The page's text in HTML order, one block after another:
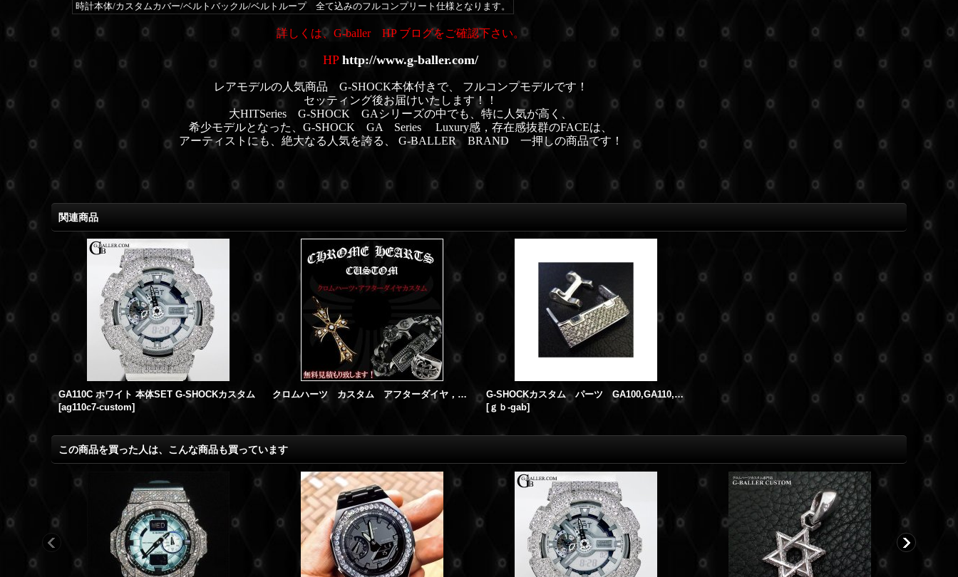
時計本体/カスタムカバー/ベルトバックル/ベルトループ 全て込みのフルコンプリート仕様となります。
詳しくは、G-baller HP ブログをご確認下さい。
HP http://www.g-baller.com/
レアモデルの人気商品 G-SHOCK本体付きで、 フルコンプモデルです！
セッティング後お届けいたします！！
大HITSeries G-SHOCK GAシリーズの中でも、特に人気が高く、
希少モデルとなった、G-SHOCK GA Series Luxury感，存在感抜群のFACEは、
アーティストにも、絶大なる人気を誇る、 G-BALLER BRAND 一押しの商品です！
関連商品
GA110C ホワイト 本体SET G-SHOCKカスタム
[ag110c7-custom]
クロムハーツ カスタム アフターダイヤ， クロムカスタム 最高の仕上がりをお約束 致します。
G-SHOCKカスタム パーツ GA100,GA110,GA300 等対応 カスタムバックル
[ｇｂ-gab]
この商品を買った人は、こんな商品も買っています